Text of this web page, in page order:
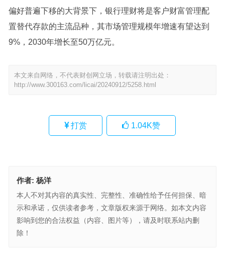
偏好普遍下移的大背景下，银行理财将是客户财富管理配
置替代存款的主流品种，其市场管理规模年增速有望达到
9%，2030年增长至50万亿元。
本文来自网络，不代表财创网立场，转载请注明出处：
http://www.300163.com/licai/20240912/5258.html
打赏 1.04K赞
作者: 杨洋
本人不对其内容的真实性、完整性、准确性给予任何担保、暗
示和承诺，仅供读者参考，文章版权来源于网络。如本文内容
影响到您的合法权益（内容、图片等），请及时联系站内删
除！